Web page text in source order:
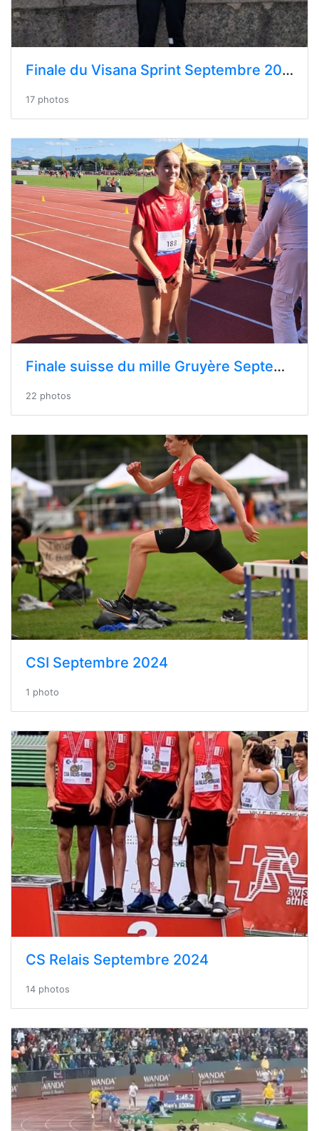
Finale du Visana Sprint Septembre 2024 - Berne
17 photos
Finale suisse du mille Gruyère Septembre 2024
22 photos
CSI Septembre 2024
1 photo
CS Relais Septembre 2024
14 photos